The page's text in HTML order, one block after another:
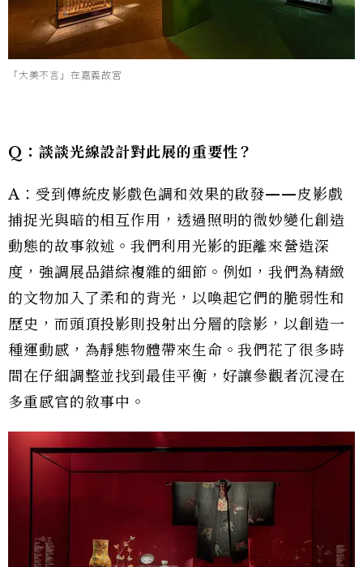
「大美不言」在嘉義故宮
Q：談談光線設計對此展的重要性？
A：受到傳統皮影戲色調和效果的啟發——皮影戲
捕捉光與暗的相互作用，透過照明的微妙變化創造
動態的故事敘述。我們利用光影的距離來營造深
度，強調展品錯綜複雜的細節。例如，我們為精緻
的文物加入了柔和的背光，以喚起它們的脆弱性和
歷史，而頭頂投影則投射出分層的陰影，以創造一
種運動感，為靜態物體帶來生命。我們花了很多時
間在仔細調整並找到最佳平衡，好讓參觀者沉浸在
多重感官的敘事中。